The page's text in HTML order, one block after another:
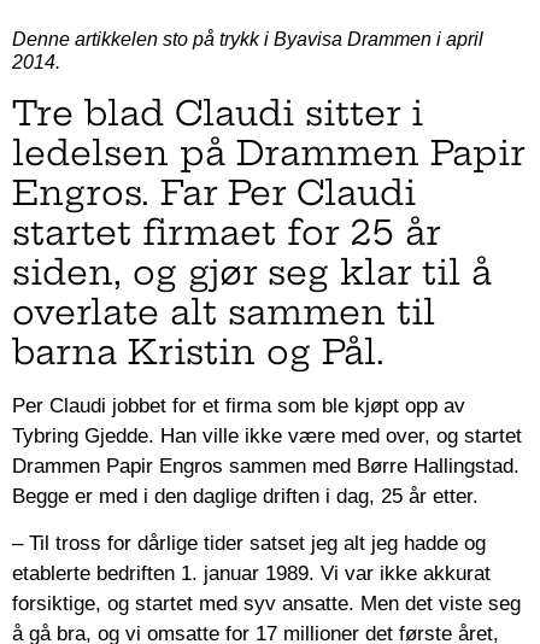
Denne artikkelen sto på trykk i Byavisa Drammen i april
2014.
Tre blad Claudi sitter i
ledelsen på Drammen Papir
Engros. Far Per Claudi
startet firmaet for 25 år
siden, og gjør seg klar til å
overlate alt sammen til
barna Kristin og Pål.
Per Claudi jobbet for et firma som ble kjøpt opp av
Tybring Gjedde. Han ville ikke være med over, og startet
Drammen Papir Engros sammen med Børre Hallingstad.
Begge er med i den daglige driften i dag, 25 år etter.
– Til tross for dårlige tider satset jeg alt jeg hadde og
etablerte bedriften 1. januar 1989. Vi var ikke akkurat
forsiktige, og startet med syv ansatte. Men det viste seg
å gå bra, og vi omsatte for 17 millioner det første året,